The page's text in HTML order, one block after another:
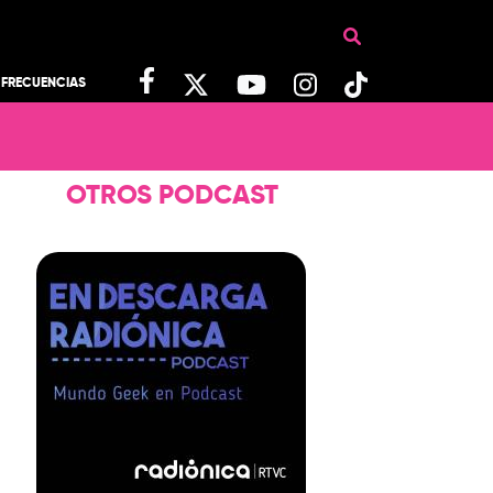
FRECUENCIAS
OTROS PODCAST